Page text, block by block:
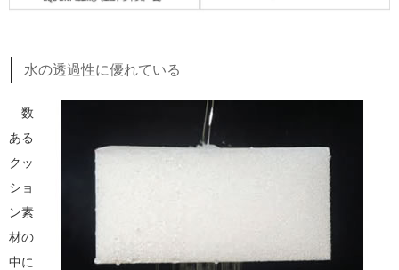
水の透過性に優れている
数
ある
クッ
ショ
ン素
材の
中に